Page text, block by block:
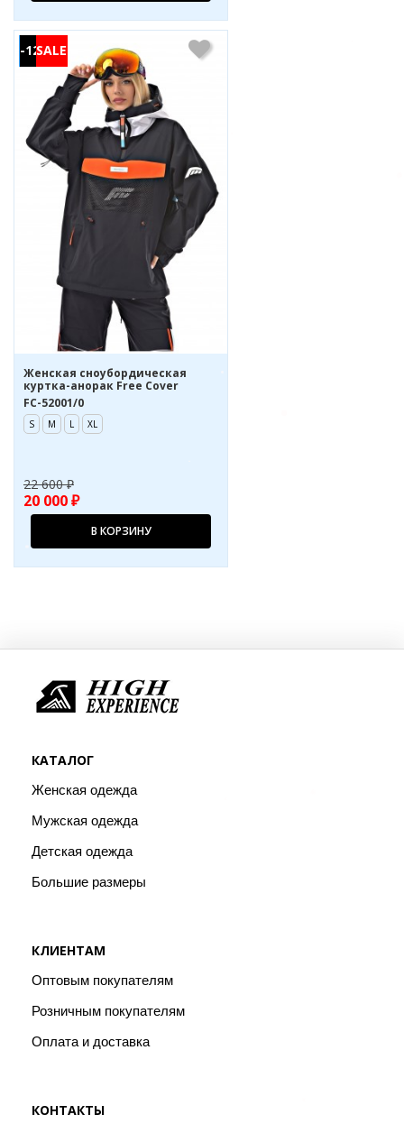
-12%
Женская сноубордическая
куртка-анорак Free Cover
FC-52001/0
S M L XL
22 600 ₽
20 000 ₽
В КОРЗИНУ
КАТАЛОГ
Женская одежда
Мужская одежда
Детская одежда
Большие размеры
КЛИЕНТАМ
Оптовым покупателям
Розничным покупателям
Оплата и доставка
КОНТАКТЫ